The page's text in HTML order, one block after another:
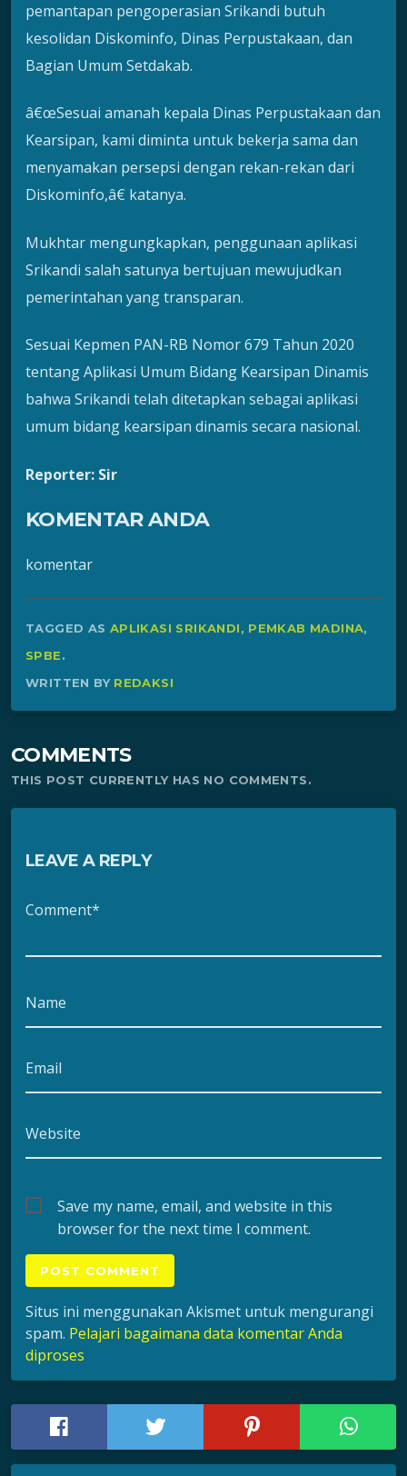
pemantapan pengoperasian Srikandi butuh
kesolidan Diskominfo, Dinas Perpustakaan, dan
Bagian Umum Setdakab.
â€œSesuai amanah kepala Dinas Perpustakaan dan
Kearsipan, kami diminta untuk bekerja sama dan
menyamakan persepsi dengan rekan-rekan dari
Diskominfo,â€ katanya.
Mukhtar mengungkapkan, penggunaan aplikasi
Srikandi salah satunya bertujuan mewujudkan
pemerintahan yang transparan.
Sesuai Kepmen PAN-RB Nomor 679 Tahun 2020
tentang Aplikasi Umum Bidang Kearsipan Dinamis
bahwa Srikandi telah ditetapkan sebagai aplikasi
umum bidang kearsipan dinamis secara nasional.
Reporter: Sir
KOMENTAR ANDA
komentar
TAGGED AS APLIKASI SRIKANDI, PEMKAB MADINA,
SPBE.
WRITTEN BY REDAKSI
COMMENTS
THIS POST CURRENTLY HAS NO COMMENTS.
LEAVE A REPLY
Comment*
Name
Email
Website
Save my name, email, and website in this
browser for the next time I comment.
Situs ini menggunakan Akismet untuk mengurangi
spam. Pelajari bagaimana data komentar Anda
diproses